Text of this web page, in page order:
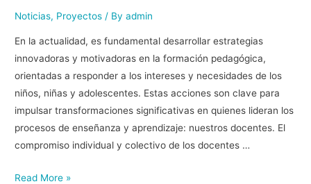
Noticias, Proyectos / Byadmin
En la actualidad, es fundamental desarrollar estrategias
innovadoras y motivadoras en la formación pedagógica,
orientadas a responder a los intereses y necesidades de los
niños, niñas y adolescentes. Estas acciones son clave para
impulsar transformaciones significativas en quienes lideran los
procesos de enseñanza y aprendizaje: nuestros docentes. El
compromiso individual y colectivo de los docentes …
Read More »